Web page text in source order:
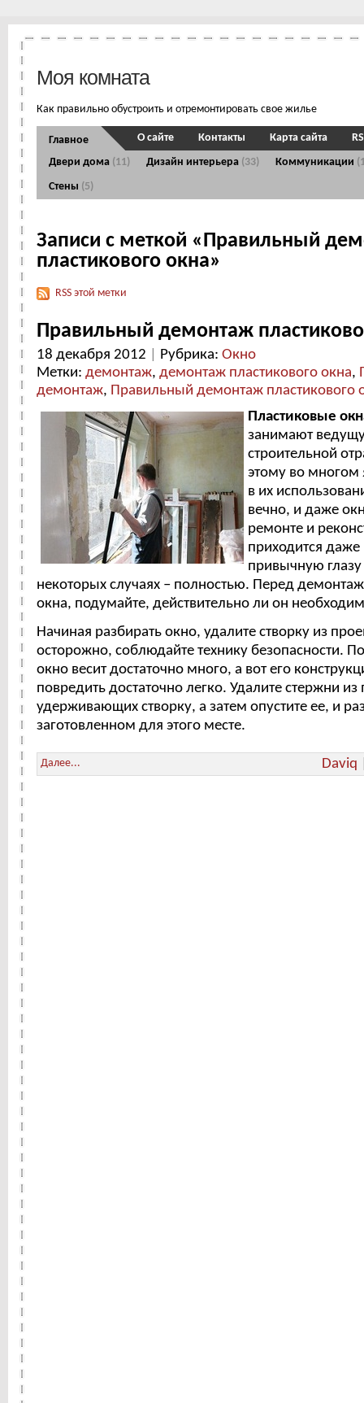
Моя комната
Как правильно обустроить и отремонтировать свое жилье
Главное
Двери дома (11) Дизайн интерьера (33) Коммуникации
Стены (5)
О сайте Контакты Карта сайта
Записи с меткой «Правильный
пластикового окна»
RSS этой метки
Правильный демонтаж
18 декабря 2012 Рубрика: Окно
Метки: демонтаж, демонтаж пластикового окна,
демонтаж, Правильный демонтаж пластикового
Пластиковые
занимают
строительной
этому во многом
в их
вечно, и даже
ремонте и
приходится даже
привычную
некоторых случаях – полностью. Перед
окна, подумайте, действительно ли он
Начиная разбирать окно, удалите створку из
осторожно, соблюдайте технику безопасности.
окно весит достаточно много, а вот его
повредить достаточно легко. Удалите стержни из
удерживающих створку, а затем опустите ее, и
заготовленном для этого месте.
Далее... Daviq